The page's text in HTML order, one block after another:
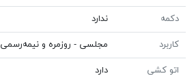
دکمه ندارد
کاربرد مجلسی - روزمره و نیمه‌رسمی
اتو کشی دارد